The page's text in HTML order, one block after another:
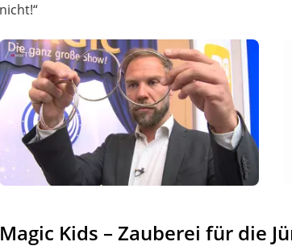
Magic Kids – Zauberei für die